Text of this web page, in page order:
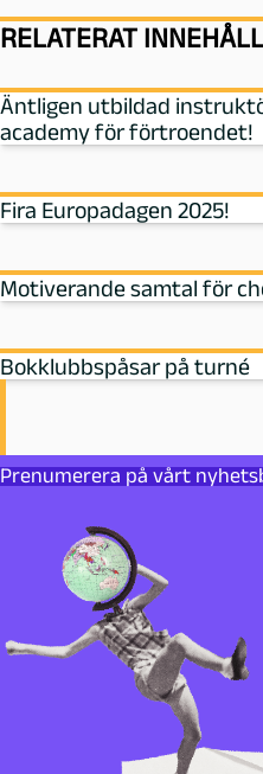
RELATERAT INNEHÅLL
Äntligen utbildad
academy för förtroendet!
Fira Europadagen 2025!
Motiverande samtal för
Bokklubbspåsar på turné
Prenumerera på vårt